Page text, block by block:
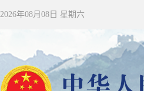
2026年08月08日 星期六